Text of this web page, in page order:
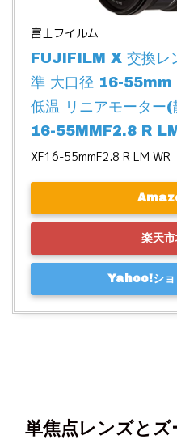
富士フイルム
FUJIFILM X 交換レ
準 大口径 16-55mm
低温 リニアモーター
16-55MMF2.8 R
XF16-55mmF2.8 R LM WR
楽天
Yahoo!ショ
単焦点レンズと